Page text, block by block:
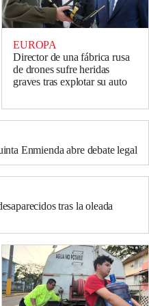
EUROPA
Director de una fábrica rusa
de drones sufre heridas
graves tras explotar su auto
Enmienda abre debate legal
tras la oleada